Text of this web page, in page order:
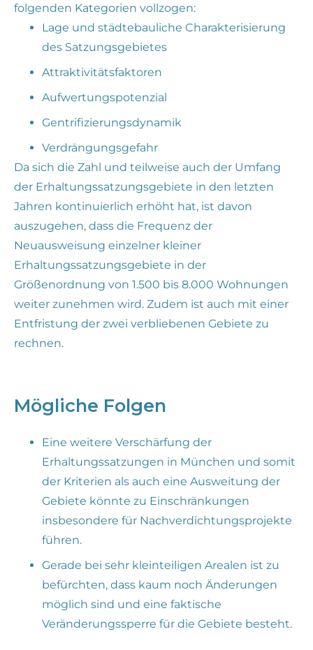
folgenden Kategorien vollzogen:
Lage und städtebauliche Charakterisierung
des Satzungsgebietes
Attraktivitätsfaktoren
Aufwertungspotenzial
Gentrifizierungsdynamik
Verdrängungsgefahr
Da sich die Zahl und teilweise auch der Umfang
der Erhaltungssatzungsgebiete in den letzten
Jahren kontinuierlich erhöht hat, ist davon
auszugehen, dass die Frequenz der
Neuausweisung einzelner kleiner
Erhaltungssatzungsgebiete in der
Größenordnung von 1.500 bis 8.000 Wohnungen
weiter zunehmen wird. Zudem ist auch mit einer
Entfristung der zwei verbliebenen Gebiete zu
rechnen.
Mögliche Folgen
Eine weitere Verschärfung der
Erhaltungssatzungen in München und somit
der Kriterien als auch eine Ausweitung der
Gebiete könnte zu Einschränkungen
insbesondere für Nachverdichtungsprojekte
führen.
Gerade bei sehr kleinteiligen Arealen ist zu
befürchten, dass kaum noch Änderungen
möglich sind und eine faktische
Veränderungssperre für die Gebiete besteht.